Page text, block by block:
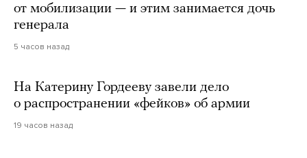
от мобилизации — и этим занимается дочь
генерала
5 часов назад
На Катерину Гордееву завели дело
о распространении «фейков» об армии
19 часов назад